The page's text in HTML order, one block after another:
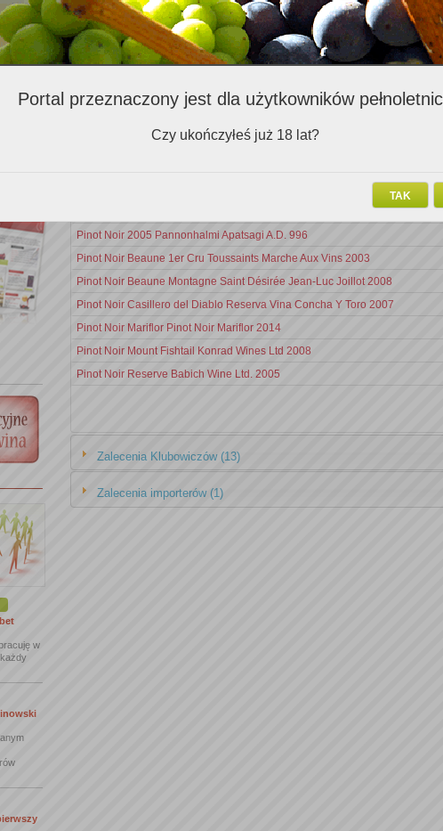
w
Zalecenia ekspertów (710)
Pinot Noir 2005 Pannonhalmi Apatsagi A.D. 996
Pinot Noir Beaune 1er Cru Toussaints Marche Aux Vins 2003
Pinot Noir Beaune Montagne Saint Désirée Jean-Luc Joillot 2008
Pinot Noir Casillero del Diablo Reserva Vina Concha Y Toro 2007
Pinot Noir Mariflor Pinot Noir Mariflor 2014
Pinot Noir Mount Fishtail Konrad Wines Ltd 2008
Pinot Noir Reserve Babich Wine Ltd. 2005
Zalecenia Klubowiczów (13)
Zalecenia importerów (1)
Portal przeznaczony jest dla użytkowników
Czy ukończyłeś już 18 lat?
TAK